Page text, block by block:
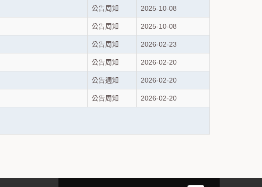
公告周知 2025-10-08
公告周知 2025-10-08
公告周知 2026-02-23
公告周知 2026-02-20
公告週知 2026-02-20
公告周知 2026-02-20